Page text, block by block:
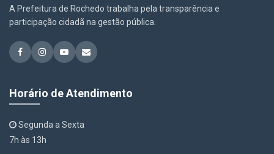
A Prefeitura de Rochedo trabalha pela transparência e
participação cidadã na gestão pública.
Horário de Atendimento
Segunda a Sexta
7h às 13h